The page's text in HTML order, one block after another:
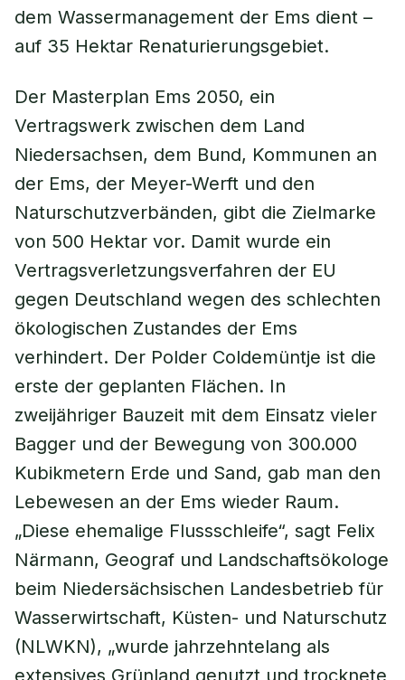
dem Wassermanagement der Ems dient –
auf 35 Hektar Renaturierungsgebiet.
Der Masterplan Ems 2050, ein
Vertragswerk zwischen dem Land
Niedersachsen, dem Bund, Kommunen an
der Ems, der Meyer-Werft und den
Naturschutzverbänden, gibt die Zielmarke
von 500 Hektar vor. Damit wurde ein
Vertragsverletzungsverfahren der EU
gegen Deutschland wegen des schlechten
ökologischen Zustandes der Ems
verhindert. Der Polder Coldemüntje ist die
erste der geplanten Flächen. In
zweijähriger Bauzeit mit dem Einsatz vieler
Bagger und der Bewegung von 300.000
Kubikmetern Erde und Sand, gab man den
Lebewesen an der Ems wieder Raum.
„Diese ehemalige Flussschleife“, sagt Felix
Närmann, Geograf und Landschaftsökologe
beim Niedersächsischen Landesbetrieb für
Wasserwirtschaft, Küsten- und Naturschutz
(NLWKN), „wurde jahrzehntelang als
extensives Grünland genutzt und trocknete